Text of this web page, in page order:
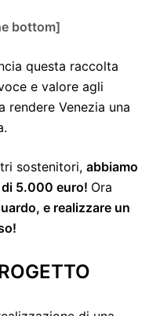
bottom]
questa raccolta
e valore agli
rendere Venezia una
sostenitori, abbiamo
5.000 euro! Ora
e realizzare un